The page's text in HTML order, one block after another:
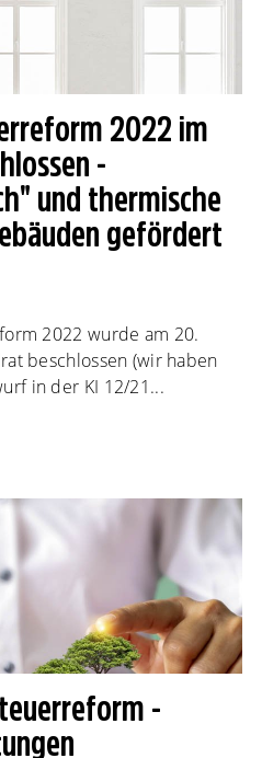
2022 im
-
und thermische
gefördert
2022 wurde am 20.
beschlossen (wir haben
in der KI 12/21...
-